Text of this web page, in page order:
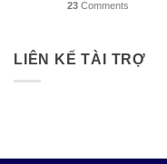
23 Comments
LIÊN KẾ TÀI TRỢ